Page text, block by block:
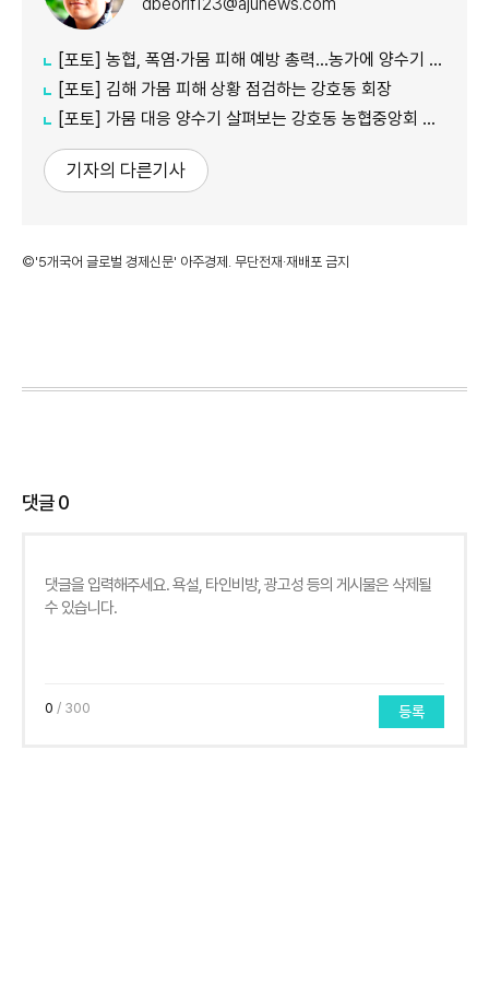
[포토] 농협, 폭염·가뭄 피해 예방 총력…농가에 양수기 지원
[포토] 김해 가뭄 피해 상황 점검하는 강호동 회장
[포토] 가뭄 대응 양수기 살펴보는 강호동 농협중앙회 회장
기자의 다른기사
©'5개국어 글로벌 경제신문' 아주경제. 무단전재·재배포 금지
댓글0
0 / 300 등록